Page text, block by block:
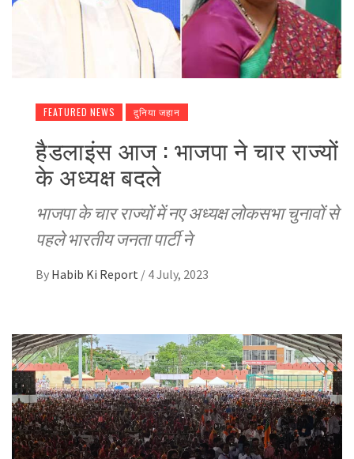
FEATURED NEWS दुनिया जहान
हैडलाइंस आज : भाजपा ने चार राज्यों
के अध्यक्ष बदले
भाजपा के चार राज्यों में नए अध्यक्ष लोकसभा चुनावों से
पहले भारतीय जनता पार्टी ने
By Habib Ki Report / 4 July, 2023